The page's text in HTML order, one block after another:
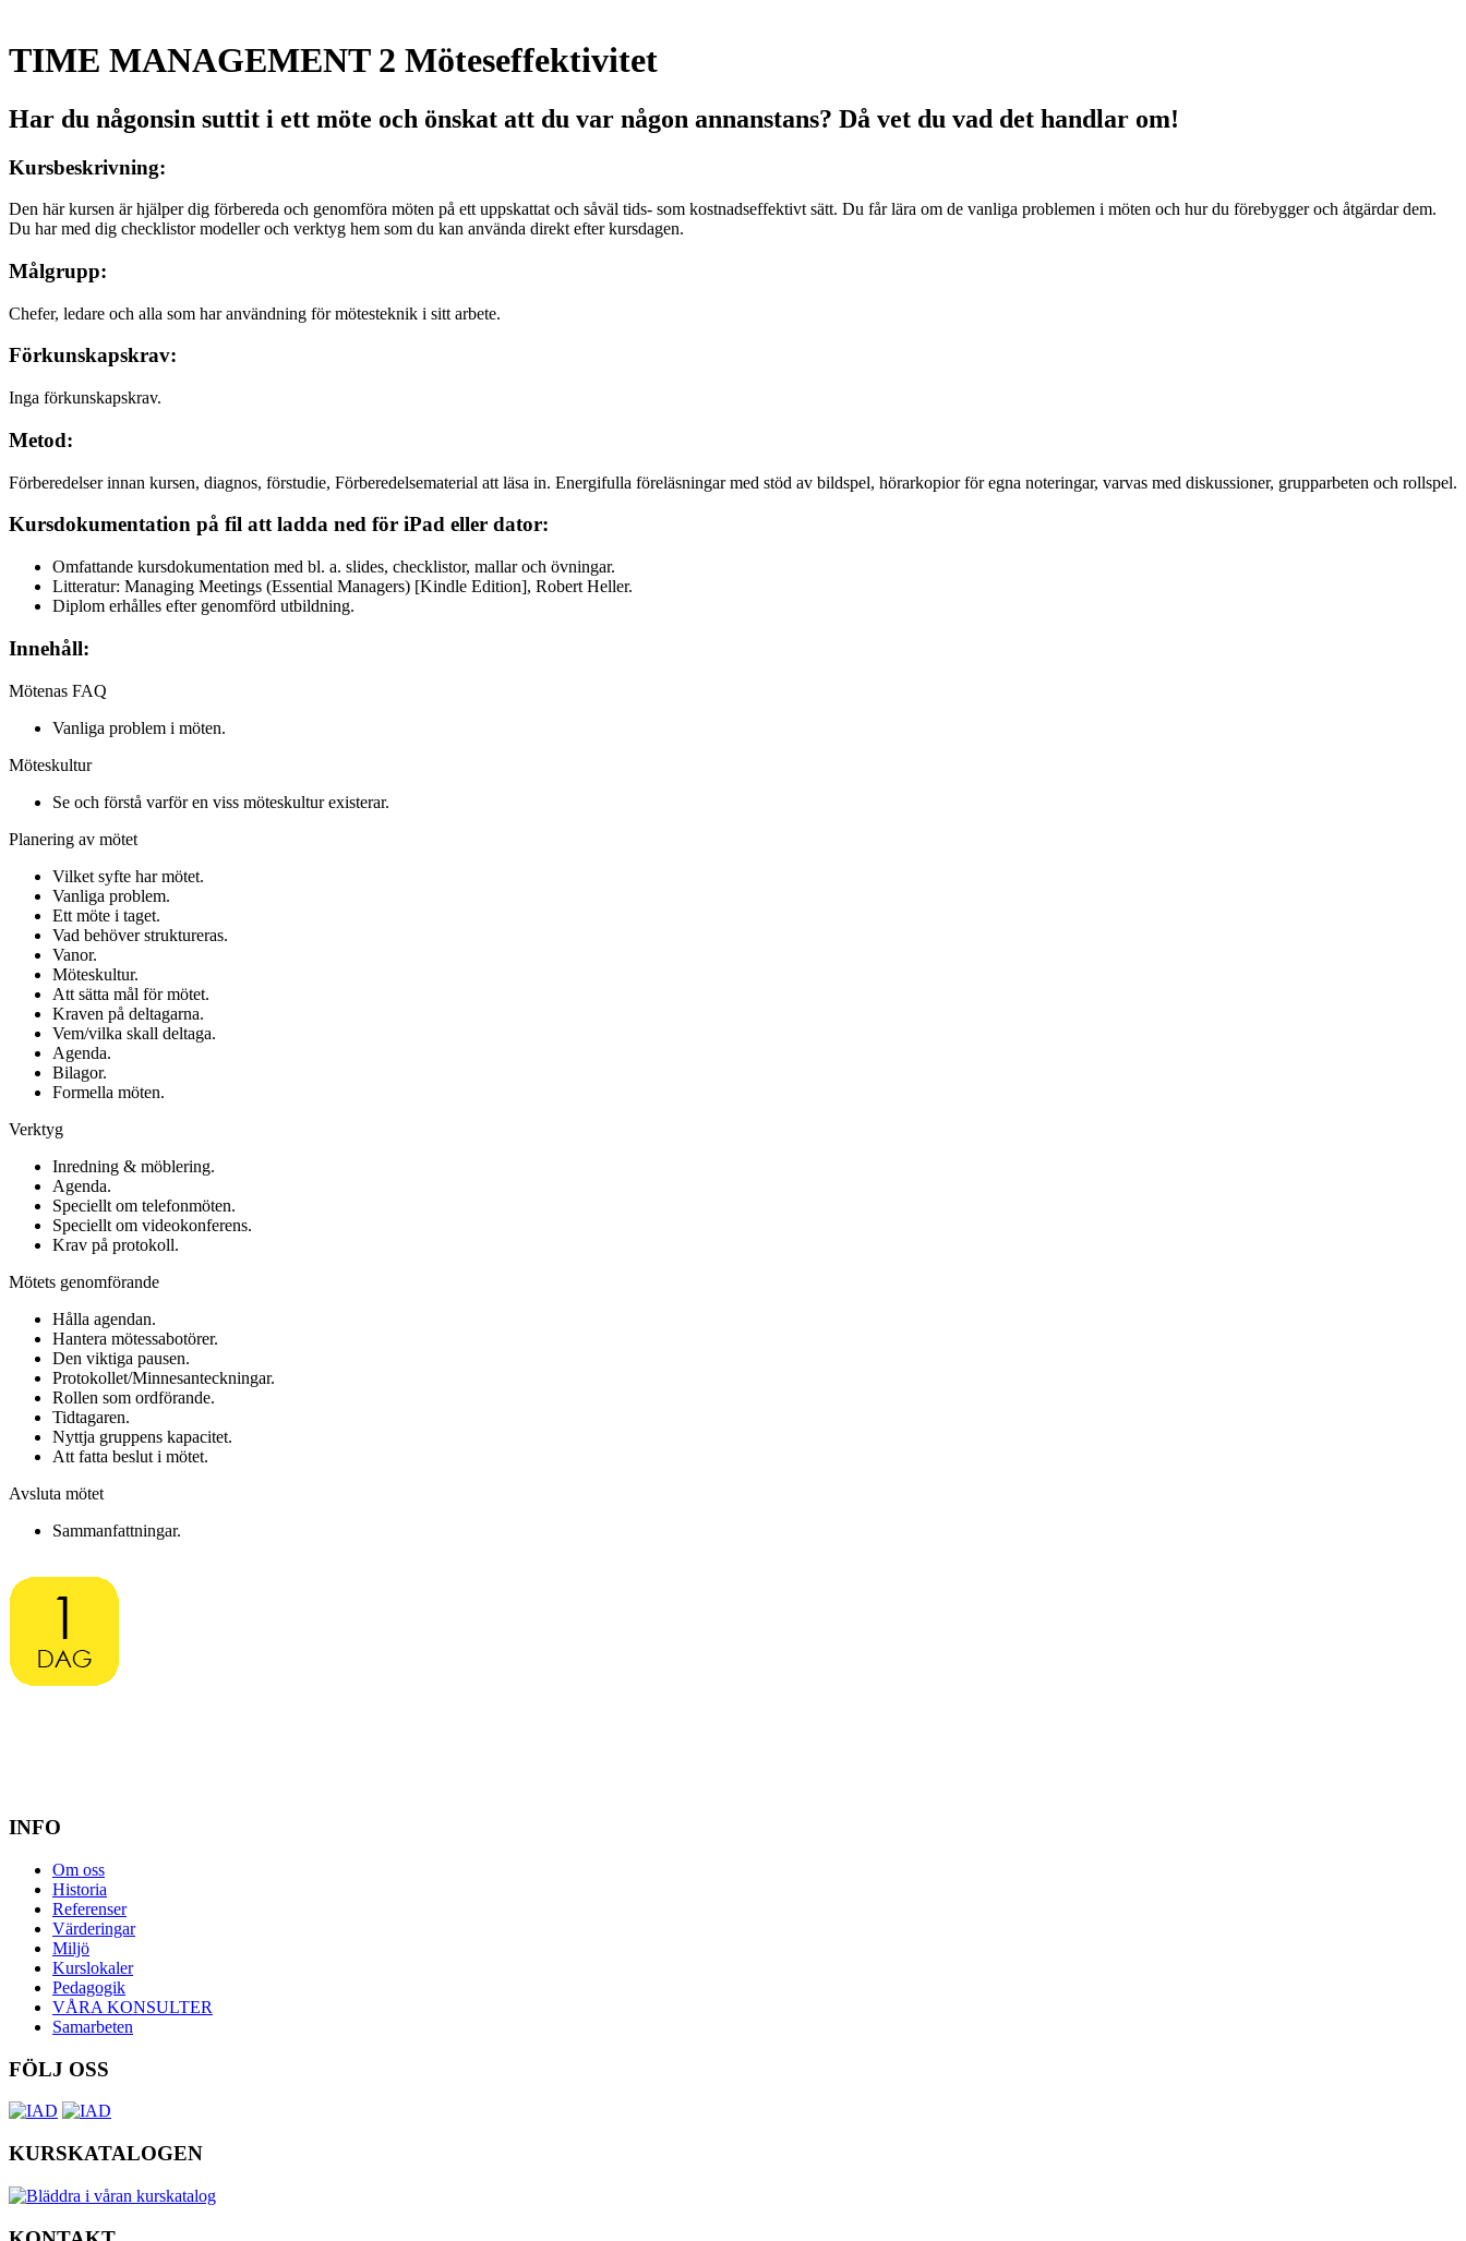
TIME MANAGEMENT 2 Möteseffektivitet
Har du någonsin suttit i ett möte och önskat att du var någon annanstans? Då vet du vad det handlar om!
Kursbeskrivning:
Den här kursen är hjälper dig förbereda och genomföra möten på ett uppskattat och såväl tids- som kostnadseffektivt sätt. Du får lära om de vanliga problemen i möten och hur du förebygger och åtgärdar dem.
Du har med dig checklistor modeller och verktyg hem som du kan använda direkt efter kursdagen.
Målgrupp:
Chefer, ledare och alla som har användning för mötesteknik i sitt arbete.
Förkunskapskrav:
Inga förkunskapskrav.
Metod:
Förberedelser innan kursen, diagnos, förstudie, Förberedelsematerial att läsa in. Energifulla föreläsningar med stöd av bildspel, hörarkopior för egna noteringar, varvas med diskussioner, grupparbeten och rollspel.
Kursdokumentation på fil att ladda ned för iPad eller dator:
Omfattande kursdokumentation med bl. a. slides, checklistor, mallar och övningar.
Litteratur: Managing Meetings (Essential Managers) [Kindle Edition], Robert Heller.
Diplom erhålles efter genomförd utbildning.
Innehåll:
Mötenas FAQ
Vanliga problem i möten.
Möteskultur
Se och förstå varför en viss möteskultur existerar.
Planering av mötet
Vilket syfte har mötet.
Vanliga problem.
Ett möte i taget.
Vad behöver struktureras.
Vanor.
Möteskultur.
Att sätta mål för mötet.
Kraven på deltagarna.
Vem/vilka skall deltaga.
Agenda.
Bilagor.
Formella möten.
Verktyg
Inredning & möblering.
Agenda.
Speciellt om telefonmöten.
Speciellt om videokonferens.
Krav på protokoll.
Mötets genomförande
Hålla agendan.
Hantera mötessabotörer.
Den viktiga pausen.
Protokollet/Minnesanteckningar.
Rollen som ordförande.
Tidtagaren.
Nyttja gruppens kapacitet.
Att fatta beslut i mötet.
Avsluta mötet
Sammanfattningar.
INFO
Om oss
Historia
Referenser
Värderingar
Miljö
Kurslokaler
Pedagogik
VÅRA KONSULTER
Samarbeten
FÖLJ OSS
KURSKATALOGEN